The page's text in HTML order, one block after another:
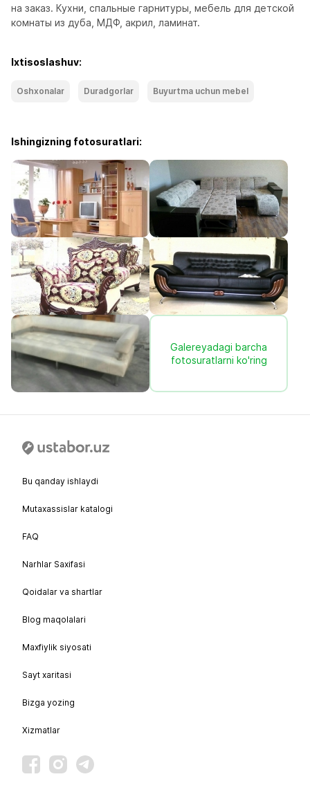
на заказ. Кухни, спальные гарнитуры, мебель для детской
комнаты из дуба, МДФ, акрил, ламинат.
Ixtisoslashuv:
Oshxonalar Duradgorlar Buyurtma uchun mebel
Ishingizning fotosuratlari:
Galereyadagi barcha
fotosuratlarni ko'ring
Bu qanday ishlaydi
Mutaxassislar katalogi
FAQ
Narhlar Saxifasi
Qoidalar va shartlar
Blog maqolalari
Maxfiylik siyosati
Sayt xaritasi
Bizga yozing
Xizmatlar